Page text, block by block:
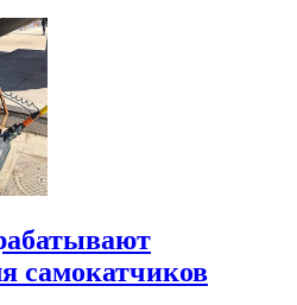
самокатчиков